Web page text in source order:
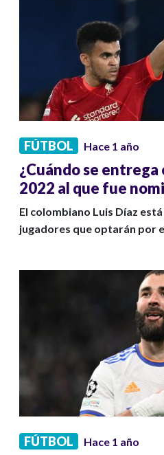
FÚTBOL Hace 1 año
¿Cuándo se entrega
2022 al que fue
El colombiano Luis Díaz
jugadores que optarán por
FÚTBOL Hace 1 año